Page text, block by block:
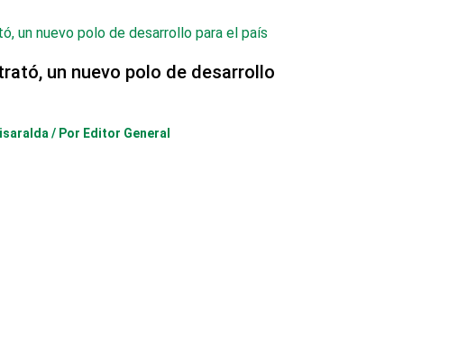
un nuevo polo de desarrollo
/ Por Editor General